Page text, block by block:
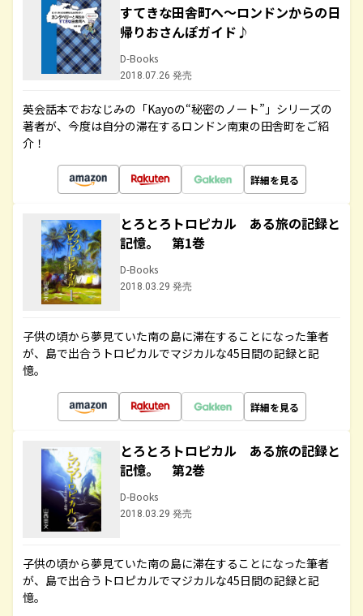
すてきな田舎町へ～ロンドンからの日
帰りおさんぽガイド♪
D-Books
2018.07.26 発売
英会話本でおなじみの「Kayoの“秘密のノート”」シリーズの
著者が、今度は自分の滞在するロンドン南東の田舎町をご紹
介！
詳細を見る
とろとろトロピカル ある旅の記録と
記憶。 第1巻
D-Books
2018.03.29 発売
子供の頃から夢見ていた南の島に滞在することになった筆者
が、島で出合うトロピカルでマジカルな45日間の記録と記
憶。
詳細を見る
とろとろトロピカル ある旅の記録と
記憶。 第2巻
D-Books
2018.03.29 発売
子供の頃から夢見ていた南の島に滞在することになった筆者
が、島で出合うトロピカルでマジカルな45日間の記録と記
憶。